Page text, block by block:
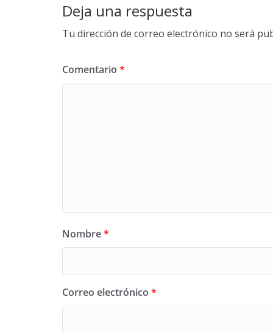
Deja una respuesta
Tu dirección de correo electrónico no será
Comentario *
Nombre*
Correo electrónico *